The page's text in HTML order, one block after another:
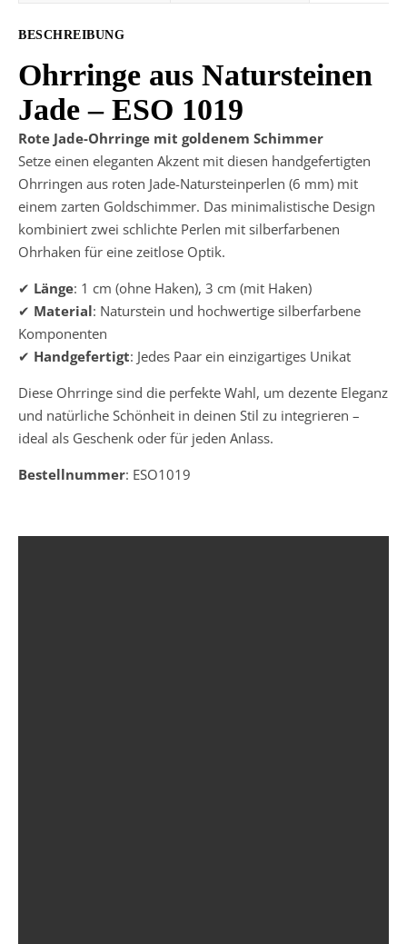
BESCHREIBUNG
Ohrringe aus Natursteinen
Jade – ESO 1019
Rote Jade-Ohrringe mit goldenem Schimmer
Setze einen eleganten Akzent mit diesen handgefertigten
Ohrringen aus roten Jade-Natursteinperlen (6 mm) mit
einem zarten Goldschimmer. Das minimalistische Design
kombiniert zwei schlichte Perlen mit silberfarbenen
Ohrhaken für eine zeitlose Optik.
✔ Länge: 1 cm (ohne Haken), 3 cm (mit Haken)
✔ Material: Naturstein und hochwertige silberfarbene
Komponenten
✔ Handgefertigt: Jedes Paar ein einzigartiges Unikat
Diese Ohrringe sind die perfekte Wahl, um dezente Eleganz
und natürliche Schönheit in deinen Stil zu integrieren –
ideal als Geschenk oder für jeden Anlass.
Bestellnummer: ESO1019